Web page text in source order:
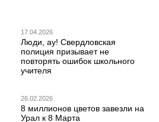
17.04.2026
Люди, ау! Свердловская
полиция призывает не
повторять ошибок школьного
учителя
26.02.2026
8 миллионов цветов завезли на
Урал к 8 Марта